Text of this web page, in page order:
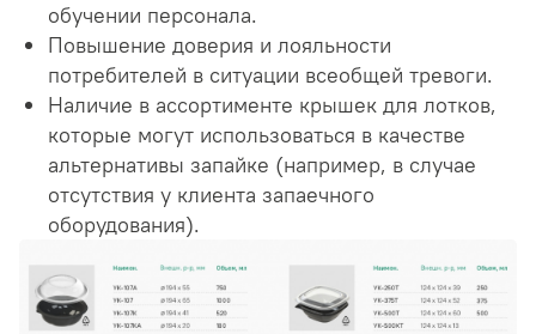
обучении персонала.
Повышение доверия и лояльности
потребителей в ситуации всеобщей тревоги.
Наличие в ассортименте крышек для лотков,
которые могут использоваться в качестве
альтернативы запайке (например, в случае
отсутствия у клиента запаечного
оборудования).